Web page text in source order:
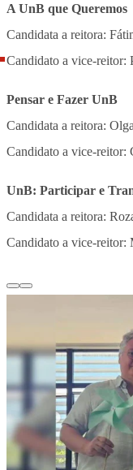
A UnB que Queremos
Candidata a reitora:
Candidato a vice-reitor:
Pensar e Fazer UnB
Candidata a reitora:
Candidato a vice-reitor:
UnB: Participar e
Candidata a reitora:
Candidato a vice-reitor: